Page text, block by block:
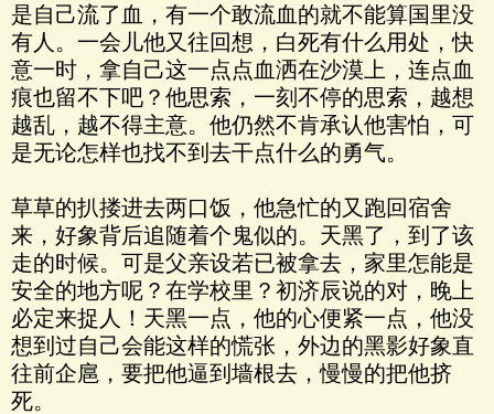
是自己流了血，有一个敢流血的就不能算国里没
有人。一会儿他又往回想，白死有什么用处，快
意一时，拿自己这一点点血洒在沙漠上，连点血
痕也留不下吧？他思索，一刻不停的思索，越想
越乱，越不得主意。他仍然不肯承认他害怕，可
是无论怎样也找不到去干点什么的勇气。
草草的扒搂进去两口饭，他急忙的又跑回宿舍
来，好象背后追随着个鬼似的。天黑了，到了该
走的时候。可是父亲设若已被拿去，家里怎能是
安全的地方呢？在学校里？初济辰说的对，晚上
必定来捉人！天黑一点，他的心便紧一点，他没
想到过自己会能这样的慌张，外边的黑影好象直
往前企扈，要把他逼到墙根去，慢慢的把他挤
死。